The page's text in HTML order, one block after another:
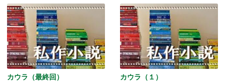
カウラ（最終回） カウラ（１）